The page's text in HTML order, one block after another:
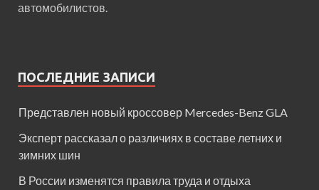
автомобилистов.
ПОСЛЕДНИЕ ЗАПИСИ
Представлен новый кроссовер Mercedes-Benz GLA
Эксперт рассказал о различиях в составе летних и
зимних шин
В России изменятся правила труда и отдыха